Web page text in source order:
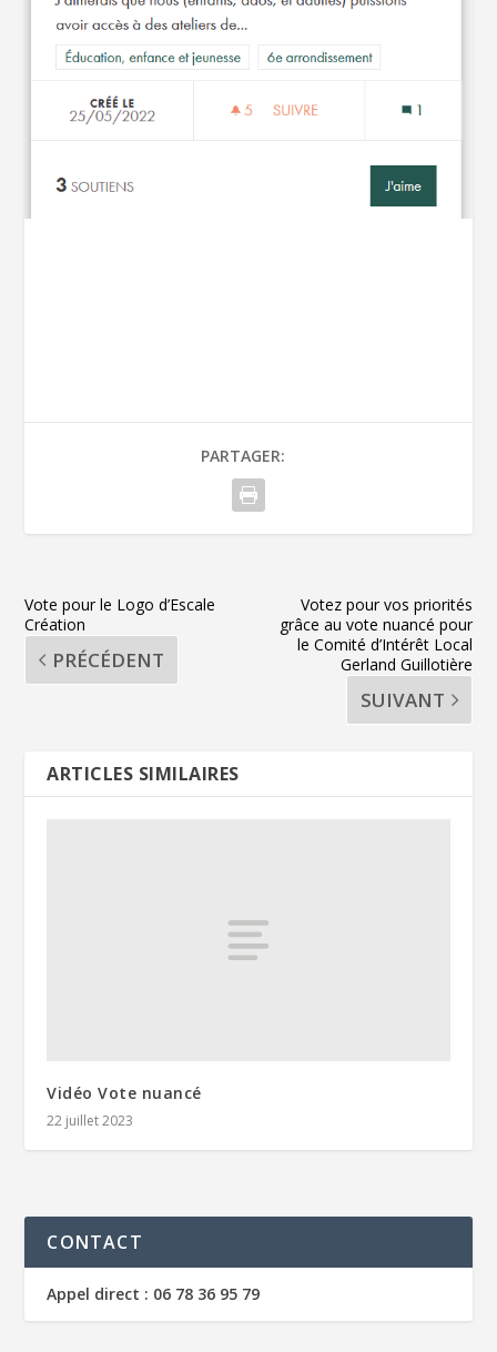
PARTAGER:
Vote pour le Logo d’Escale
Création
PRÉCÉDENT
Votez pour vos priorités
grâce au vote nuancé pour
le Comité d’Intérêt Local
Gerland Guillotière
SUIVANT
ARTICLES SIMILAIRES
Vidéo Vote nuancé
22 juillet 2023
CONTACT
Appel direct : 06 78 36 95 79